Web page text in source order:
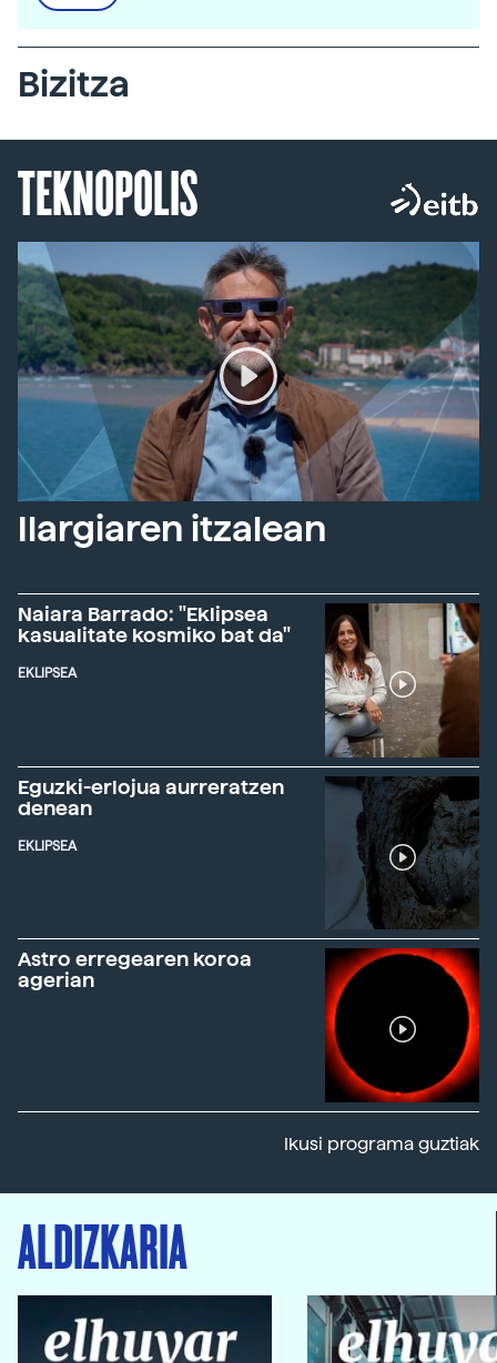
Bizitza
TEKNOPOLIS
Ilargiaren itzalean
Naiara Barrado: "Eklipsea
kasualitate kosmiko bat da"
EKLIPSEA
Eguzki-erlojua aurreratzen
denean
EKLIPSEA
Astro erregearen koroa
agerian
Ikusi programa guztiak
ALDIZKARIA